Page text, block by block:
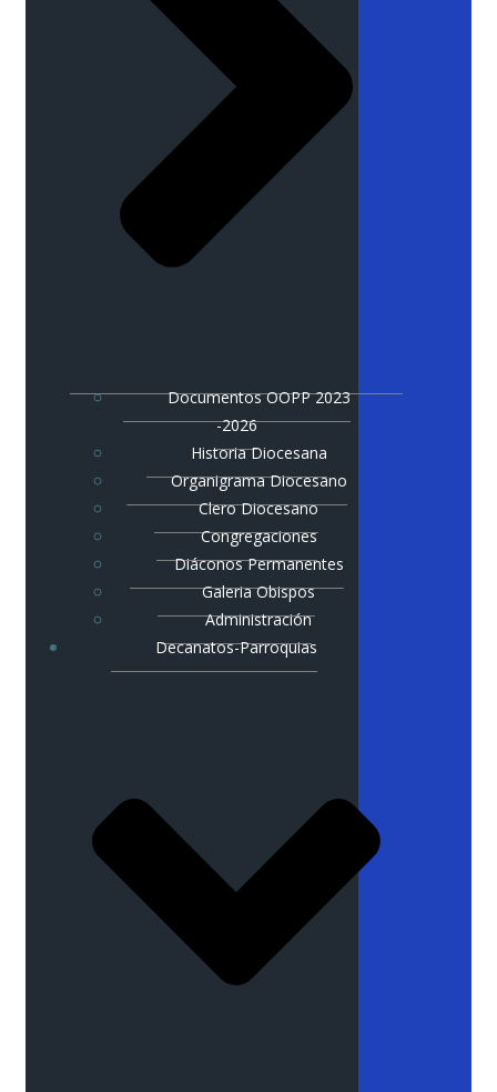
Documentos OOPP 2023
-2026
Historia Diocesana
Organigrama Diocesano
Clero Diocesano
Congregaciones
Diáconos Permanentes
Galeria Obispos
Administración
Decanatos-Parroquias